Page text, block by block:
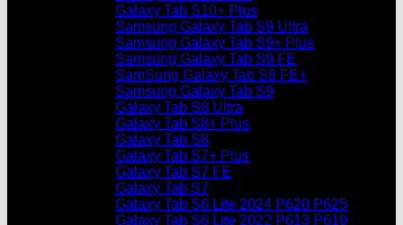
Galaxy Tab S10+ Plus
Samsung Galaxy Tab S9 Ultra
Samsung Galaxy Tab S9+ Plus
Samsung Galaxy Tab S9 FE
SamSung Galaxy Tab S9 FE+
Samsung Galaxy Tab S9
Galaxy Tab S8 Ultra
Galaxy Tab S8+ Plus
Galaxy Tab S8
Galaxy Tab S7+ Plus
Galaxy Tab S7 FE
Galaxy Tab S7
Galaxy Tab S6 Lite 2024 P620 P625
Galaxy Tab S6 Lite 2022 P613 P619